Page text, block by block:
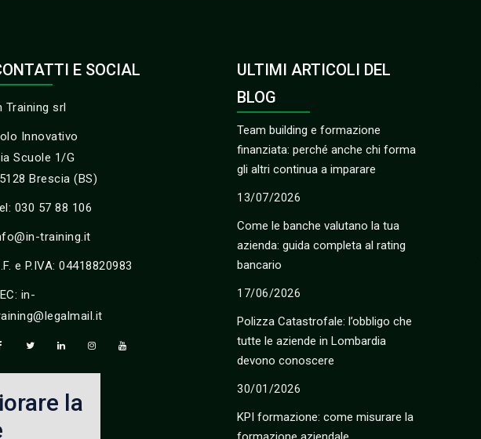
E SOCIAL
Training srl
Innovativo
Scuole 1/G
Brescia (BS)
030 57 88 106
training.it
e P.IVA: 04418820983
in-
ULTIMI ARTICOLI DEL
BLOG
Team building e formazione
finanziata: perché anche chi forma
gli altri continua a imparare
13/07/2026
Come le banche valutano la tua
azienda: guida completa al rating
bancario
17/06/2026
Polizza Catastrofale: l’obbligo che
tutte le aziende in Lombardia
devono conoscere
30/01/2026
KPI formazione: come misurare la
la